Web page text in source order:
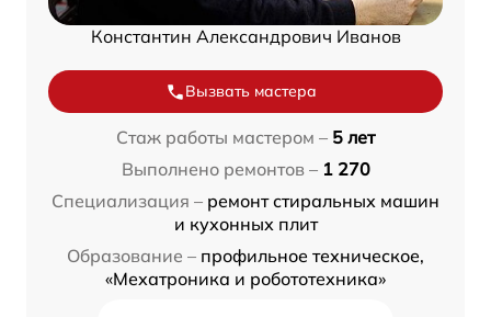
Константин Александрович Иванов
Вызвать мастера
Стаж работы мастером – 5 лет
Выполнено ремонтов – 1 270
Специализация – ремонт стиральных машин
и кухонных плит
Образование – профильное техническое,
«Мехатроника и робототехника»